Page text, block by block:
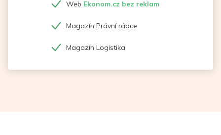
Web Ekonom.cz bez reklam
Magazín Právní rádce
Magazín Logistika